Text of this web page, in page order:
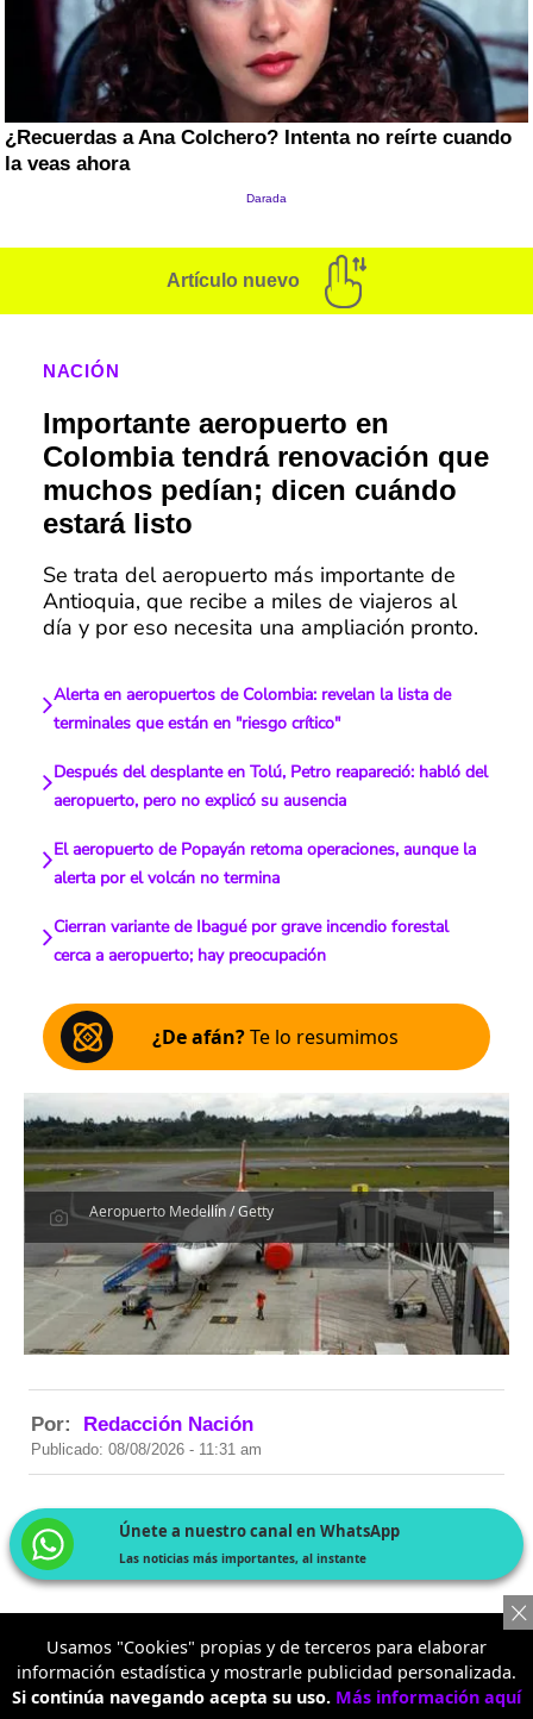
Artículo nuevo
NACIÓN
Importante aeropuerto en
Colombia tendrá renovación que
muchos pedían; dicen cuándo
estará listo
Se trata del aeropuerto más importante de
Antioquia, que recibe a miles de viajeros al
día y por eso necesita una ampliación pronto.
Alerta en aeropuertos de Colombia: revelan la lista de
terminales que están en "riesgo crítico"
Después del desplante en Tolú, Petro reapareció: habló del
aeropuerto, pero no explicó su ausencia
El aeropuerto de Popayán retoma operaciones, aunque la
alerta por el volcán no termina
Cierran variante de Ibagué por grave incendio forestal
cerca a aeropuerto; hay preocupación
¿De afán?Te lo resumimos
Aeropuerto Medellín / Getty
Por: Redacción Nación
Publicado: 08/08/2026 - 11:31 am
Únete a nuestro canal en WhatsApp
Las noticias más importantes, al instante
tendrá una transformación histórica en los próximos
años. La Aeronáutica Civil presentó el nuevo Plan
Usamos "Cookies" propias y de terceros para elaborar
información estadística y mostrarle publicidad personalizada.
Si continúa navegando acepta su uso. Más información aquí